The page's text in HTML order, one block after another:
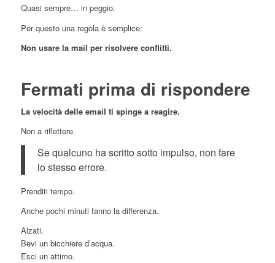
Quasi sempre… in peggio.
Per questo una regola è semplice:
Non usare la mail per risolvere conflitti.
Fermati prima di rispondere
La velocità delle email ti spinge a reagire.
Non a riflettere.
Se qualcuno ha scritto sotto impulso, non fare
lo stesso errore.
Prenditi tempo.
Anche pochi minuti fanno la differenza.
Alzati.
Bevi un bicchiere d’acqua.
Esci un attimo.